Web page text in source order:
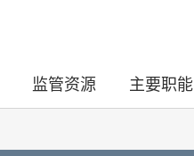
监管资源 主要职能